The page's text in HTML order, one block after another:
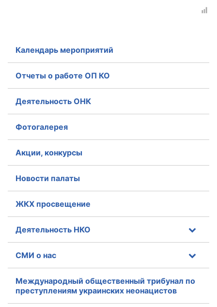
Календарь мероприятий
Отчеты о работе ОП КО
Деятельность ОНК
Фотогалерея
Акции, конкурсы
Новости палаты
ЖКХ просвещение
Деятельность НКО
СМИ о нас
Международный общественный трибунал по
преступлениям украинских неонацистов